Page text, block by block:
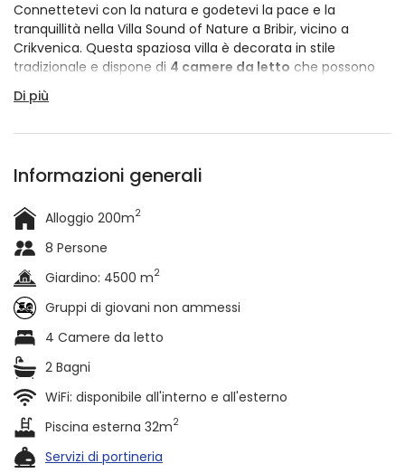
Connettetevi con la natura e godetevi la pace e la
tranquillità nella Villa Sound of Nature a Bribir, vicino a
Crikvenica. Questa spaziosa villa è decorata in stile
tradizionale e dispone di 4 camere da letto che possono
ospitare
possono godersi il cortile paesaggistico pieno di verde e
vostra privacy è garantita.
Di più
Informazioni generali
Alloggio 200m2
8 Persone
Giardino: 4500 m2
Gruppi di giovani non ammessi
4 Camere da letto
2 Bagni
WiFi: disponibile all'interno e all'esterno
Piscina esterna 32m2
Servizi di portineria